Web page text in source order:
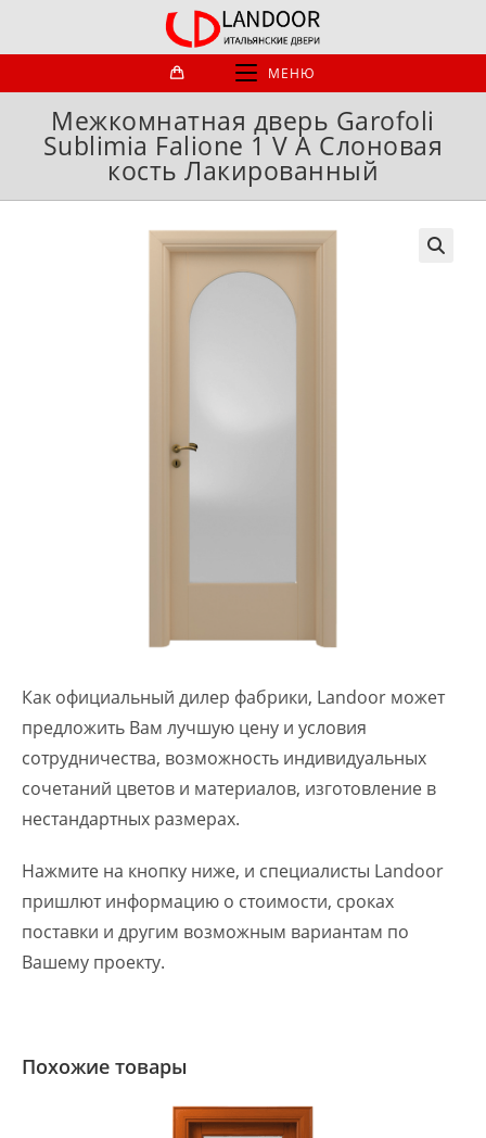
МЕНЮ
Межкомнатная дверь Garofoli
Sublimia Falione 1 V A Слоновая
кость Лакированный
Как официальный дилер фабрики, Landoor может
предложить Вам лучшую цену и условия
сотрудничества, возможность индивидуальных
сочетаний цветов и материалов, изготовление в
нестандартных размерах.
Нажмите на кнопку ниже, и специалисты Landoor
пришлют информацию о стоимости, сроках
поставки и другим возможным вариантам по
Вашему проекту.
Похожие товары